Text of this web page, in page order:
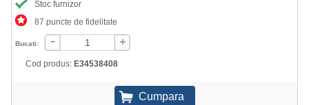
Stoc furnizor
87 puncte de fidelitate
Bucati:
Cod produs: E34538408